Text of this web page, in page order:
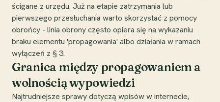
ścigane z urzędu. Już na etapie zatrzymania lub
pierwszego przesłuchania warto skorzystać z pomocy
obrońcy - linia obrony często opiera się na wykazaniu
braku elementu 'propagowania' albo działania w ramach
wyłączeń z § 3.
Granica między propagowaniem a
wolnością wypowiedzi
Najtrudniejsze sprawy dotyczą wpisów w internecie,